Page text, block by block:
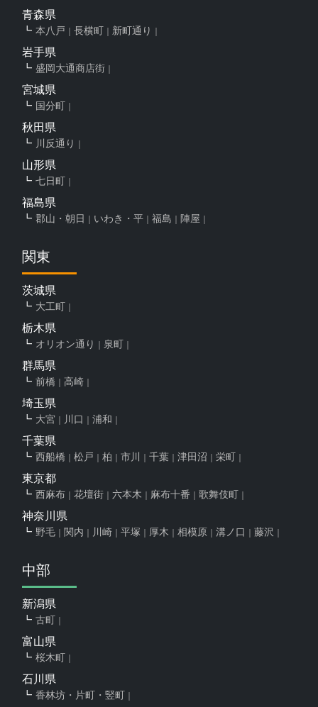
青森県
本八戸 長横町 新町通り
岩手県
盛岡大通商店街
宮城県
国分町
秋田県
川反通り
山形県
七日町
福島県
郡山・朝日 いわき・平 福島 陣屋
関東
茨城県
大工町
栃木県
オリオン通り 泉町
群馬県
前橋 高崎
埼玉県
大宮 川口 浦和
千葉県
西船橋 松戸 柏 市川 千葉 津田沼 栄町
東京都
西麻布 花壇街 六本木 麻布十番 歌舞伎町
神奈川県
野毛 関内 川崎 平塚 厚木 相模原 溝ノ口 藤沢
中部
新潟県
古町
富山県
桜木町
石川県
香林坊・片町・竪町